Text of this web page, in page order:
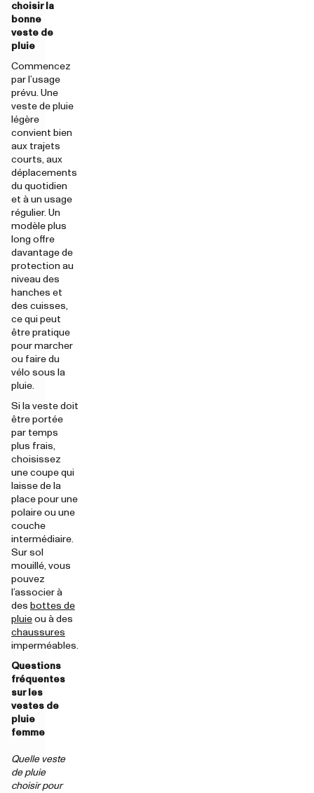
choisir la
bonne
veste de
pluie
Commencez
par l’usage
prévu. Une
veste de pluie
légère
convient bien
aux trajets
courts, aux
déplacements
du quotidien
et à un usage
régulier. Un
modèle plus
long offre
davantage de
protection au
niveau des
hanches et
des cuisses,
ce qui peut
être pratique
pour marcher
ou faire du
vélo sous la
pluie.
Si la veste doit
être portée
par temps
plus frais,
choisissez
une coupe qui
laisse de la
place pour une
polaire ou une
couche
intermédiaire.
Sur sol
mouillé, vous
pouvez
l’associer à
des bottes de
pluie ou à des
chaussures
imperméables.
Questions
fréquentes
sur les
vestes de
pluie
femme
Quelle veste
de pluie
choisir pour